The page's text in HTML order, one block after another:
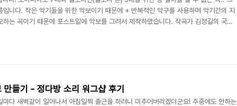
입니다. 작은 악기들을 위한 악보이기 때문에 + 반복적인 악구를 사용하며 악기간의 지
하는 곡이기 때문에 포스트잍에 악보를 그려서 제작하였습니다. 작곡가 김정길의 국악
어질뻔.. 연주를 위해 피아니스트, 토이피아노 컬렉터, 1명의 토이피아니스트(헤일리
으로 모셨고 영상팀, 음향팀이 곧 합류할 예정입니다. 그날 쓰일 ..
만들기 - 정다방 소리 워그샵 후기
마다 새벽같이 일어나서 아침일찍 출근을 하려니 미추어버리겠더군요! 주중에도 안하는